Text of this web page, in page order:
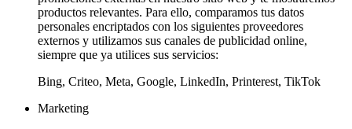
productos relevantes. Para ello, comparamos tus datos
personales encriptados con los siguientes proveedores
externos y utilizamos sus canales de publicidad online,
siempre que ya utilices sus servicios:
Bing, Criteo, Meta, Google, LinkedIn, Printerest, TikTok
Marketing